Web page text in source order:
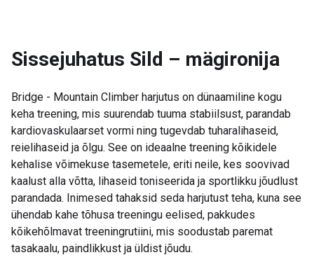
Sissejuhatus Sild – mägironija
Bridge - Mountain Climber harjutus on dünaamiline kogu
keha treening, mis suurendab tuuma stabiilsust, parandab
kardiovaskulaarset vormi ning tugevdab tuharalihaseid,
reielihaseid ja õlgu. See on ideaalne treening kõikidele
kehalise võimekuse tasemetele, eriti neile, kes soovivad
kaalust alla võtta, lihaseid toniseerida ja sportlikku jõudlust
parandada. Inimesed tahaksid seda harjutust teha, kuna see
ühendab kahe tõhusa treeningu eelised, pakkudes
kõikehõlmavat treeningrutiini, mis soodustab paremat
tasakaalu, paindlikkust ja üldist jõudu.